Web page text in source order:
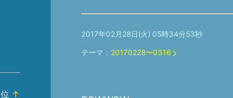
2017年02月28日(火) 05時34分53秒
テーマ： 20170228〜0316
位 ↑